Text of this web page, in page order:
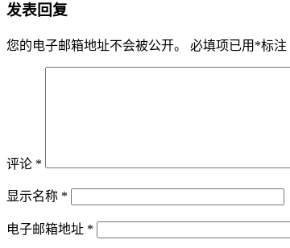
发表回复
您的电子邮箱地址不会被公开。 必填项已用 *标注
评论 *
显示名称 *
电子邮箱地址 *